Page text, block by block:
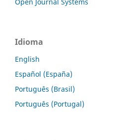
Idioma
English
Español (España)
Português (Brasil)
Português (Portugal)